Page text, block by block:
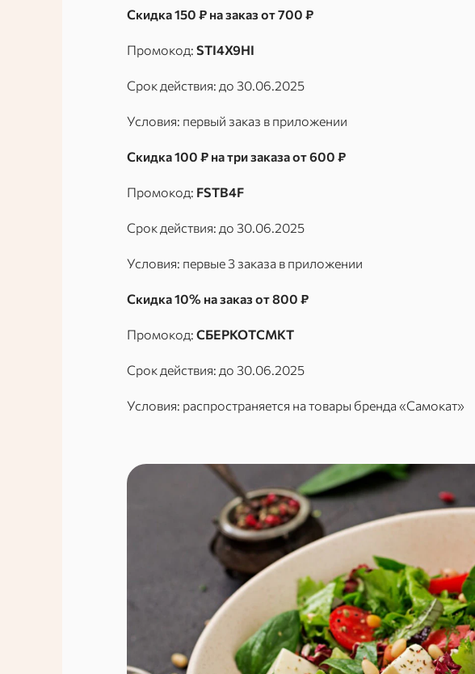
Скидка 150 ₽ на заказ от 700 ₽
Промокод: STI4X9HI
Срок действия: до 30.06.2025
Условия: первый заказ в приложении
Скидка 100 ₽ на три заказа от 600 ₽
Промокод: FSTB4F
Срок действия: до 30.06.2025
Условия: первые 3 заказа в приложении
Скидка 10% на заказ от 800 ₽
Промокод: СБЕРКОТСМКТ
Срок действия: до 30.06.2025
Условия: распространяется на товары бренда «Самокат»